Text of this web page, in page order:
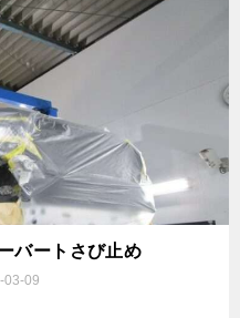
バートさび止め
03-09